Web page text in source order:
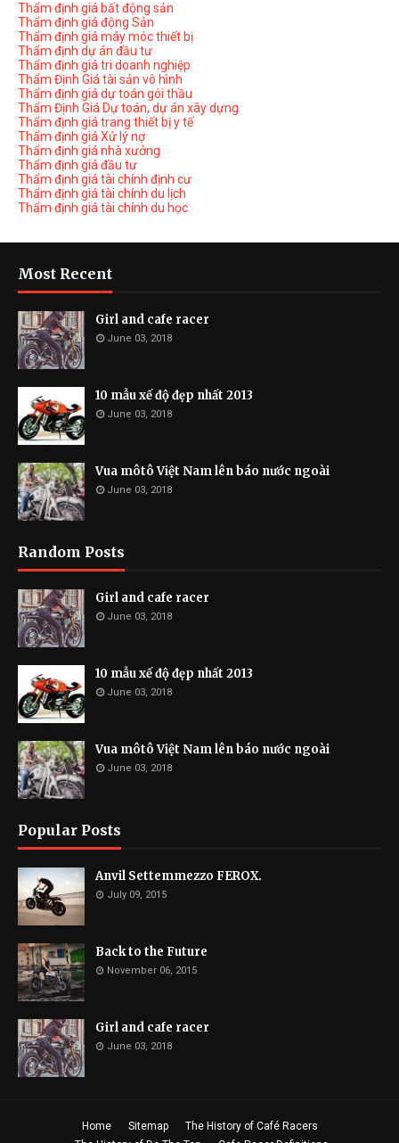
Thẩm định giá bất động sản
Thẩm định giá động Sản
Thẩm định giá máy móc thiết bị
Thẩm định dự án đầu tư
Thẩm định giá tri doanh nghiệp
Thẩm Định Giá tài sản vô hình
Thẩm định giá dự toán gói thầu
Thẩm Định Giá Dự toán, dự án xây dựng
Thẩm định giá trang thiết bị y tế
Thẩm định giá Xử lý nợ
Thẩm định giá nhà xưởng
Thẩm định giá đầu tư
Thẩm định giá tài chính định cư
Thẩm định giá tài chính du lịch
Thẩm định giá tài chính du học
Most Recent
Girl and cafe racer
June 03, 2018
10 mẫu xế độ đẹp nhất 2013
June 03, 2018
Vua môtô Việt Nam lên báo nước ngoài
June 03, 2018
Random Posts
Girl and cafe racer
June 03, 2018
10 mẫu xế độ đẹp nhất 2013
June 03, 2018
Vua môtô Việt Nam lên báo nước ngoài
June 03, 2018
Popular Posts
Anvil Settemmezzo FEROX.
July 09, 2015
Back to the Future
November 06, 2015
Girl and cafe racer
June 03, 2018
Home Sitemap
The History of Café Racers